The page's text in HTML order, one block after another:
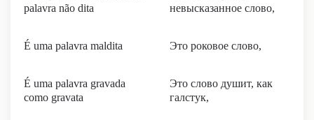
palavra não dita
невысказанное слово,
É uma palavra maldita Это роковое слово,
É uma palavra gravada
como gravata
Это слово душит, как
галстук,